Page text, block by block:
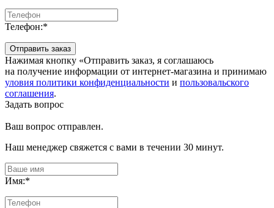
Телефон:*
Отправить заказ
Нажимая кнопку «Отправить заказ, я соглашаюсь
на получение информации от интернет-магазина и принимаю
уловия политики конфиденциальности и пользовальского
соглашения.
Задать вопрос
Ваш вопрос отправлен.
Наш менеджер свяжется с вами в течении 30 минут.
Имя:*